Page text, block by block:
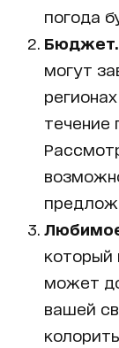
погода
Бюджет.
могут
течение
который
может
вашей